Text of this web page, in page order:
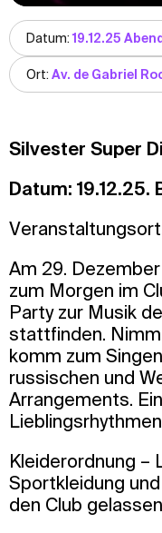
Datum:19.12.25
Ort: Av. de Gabriel
Silvester Super
Datum:
Am 29.
zum Morgen im
Party zur Musik
stattfinden.
komm zum
russischen und
Arrangements.
Kleiderordnung –
Sportkleidung
den Club